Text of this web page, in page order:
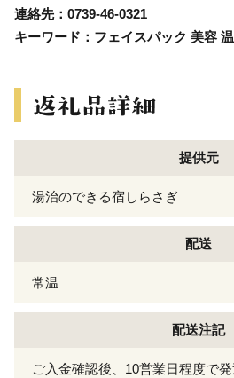
連絡先：0739-46-0321
キーワード：フェイスパック 美容
提供元
湯治のできる宿しらさぎ
配送
常温
配送注記
ご入金確認後、10営業日程度で